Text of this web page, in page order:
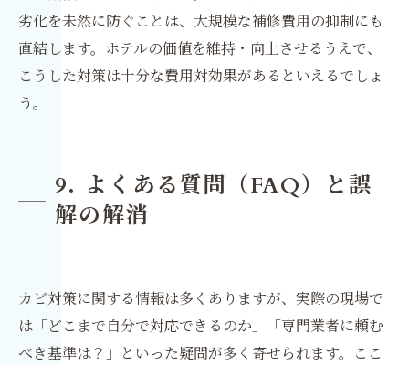
劣化を未然に防ぐことは、大規模な補修費用の抑制にも
直結します。ホテルの価値を維持・向上させるうえで、
こうした対策は十分な費用対効果があるといえるでしょ
う。
9. よくある質問（FAQ）と誤
解の解消
カビ対策に関する情報は多くありますが、実際の現場で
は「どこまで自分で対応できるのか」「専門業者に頼む
べき基準は？」といった疑問が多く寄せられます。ここ